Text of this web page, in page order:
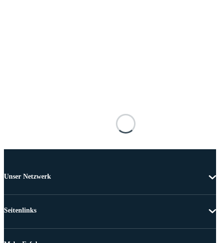
Unser Netzwerk
Seitenlinks